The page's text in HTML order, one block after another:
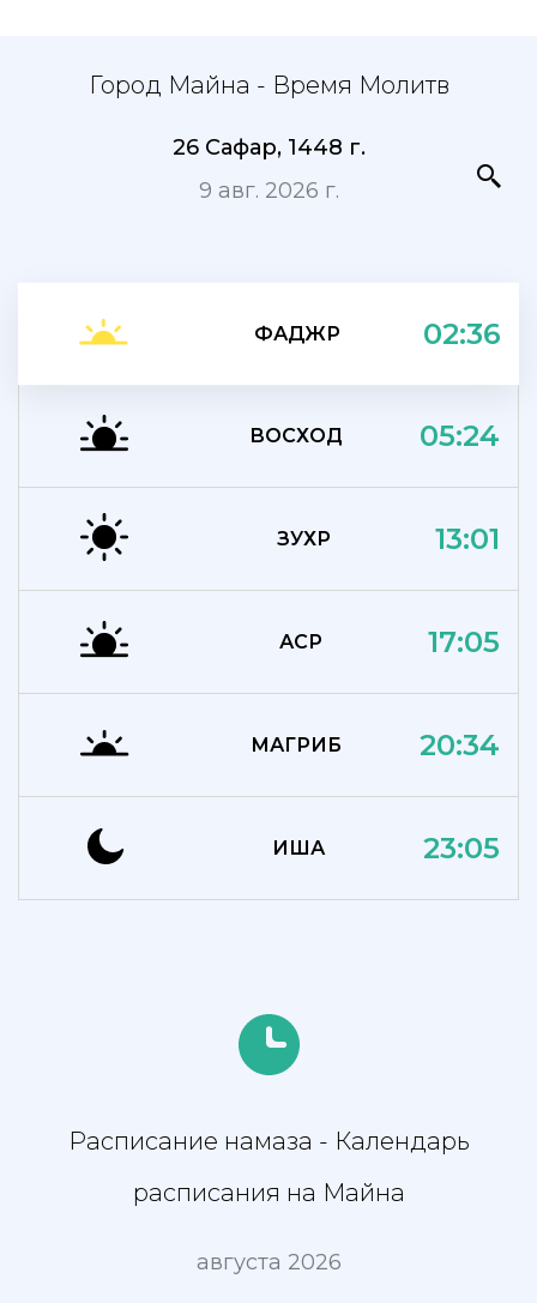
Город Майна - Время Молитв
26 Сафар, 1448 г.
9 авг. 2026 г.
ФАДЖР 02:36
ВОСХОД 05:24
ЗУХР 13:01
АСР 17:05
МАГРИБ 20:34
ИША 23:05
Расписание намаза - Календарь
расписания на Майна
августа 2026